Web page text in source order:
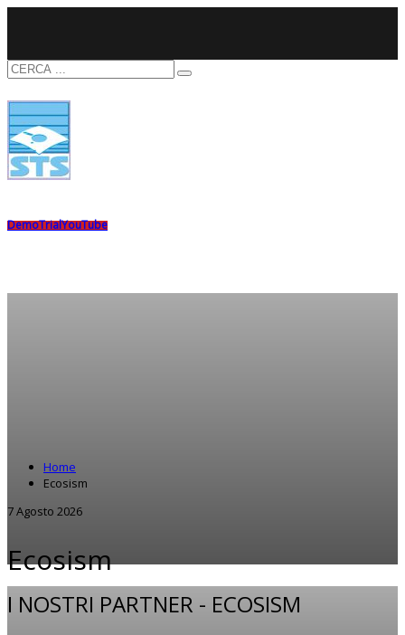
DemoTrialYouTube
Home
Ecosism
7 Agosto 2026
Ecosism
I NOSTRI PARTNER - ECOSISM